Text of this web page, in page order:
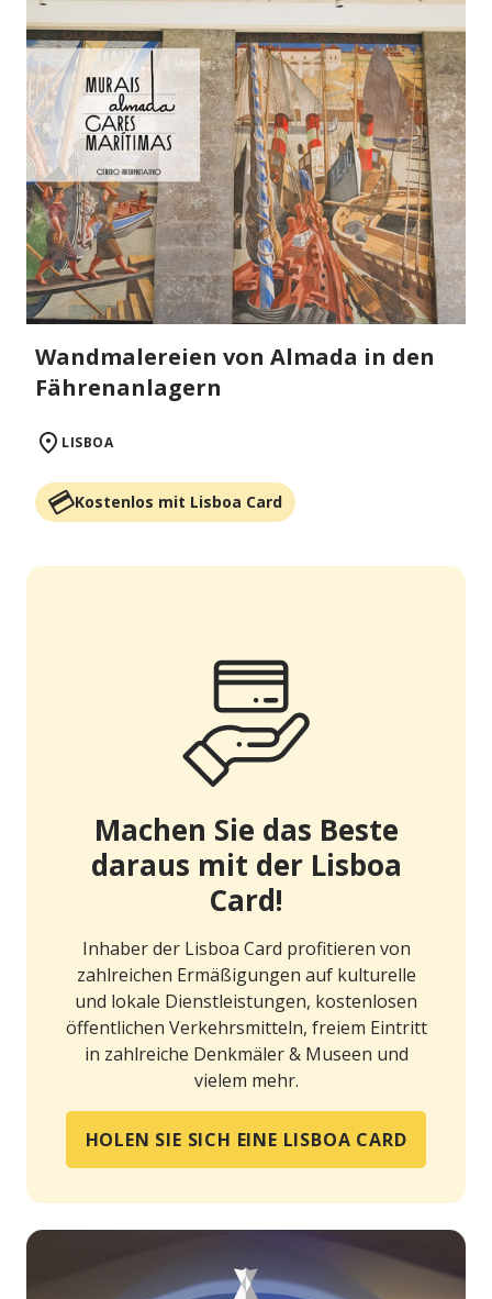
Wandmalereien von Almada in den
Fährenanlagern
LISBOA
Kostenlos mit Lisboa Card
Machen Sie das Beste
daraus mit der Lisboa
Card!
Inhaber der Lisboa Card profitieren von
zahlreichen Ermäßigungen auf kulturelle
und lokale Dienstleistungen, kostenlosen
öffentlichen Verkehrsmitteln, freiem Eintritt
in zahlreiche Denkmäler & Museen und
vielem mehr.
HOLEN SIE SICH EINE LISBOA CARD